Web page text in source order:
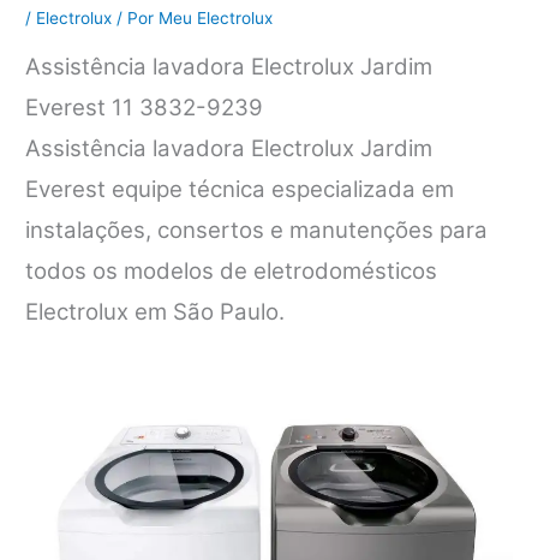
/ Electrolux / Por Meu Electrolux
Assistência lavadora Electrolux Jardim
Everest 11 3832-9239
Assistência lavadora Electrolux Jardim
Everest equipe técnica especializada em
instalações, consertos e manutenções para
todos os modelos de eletrodomésticos
Electrolux em São Paulo.